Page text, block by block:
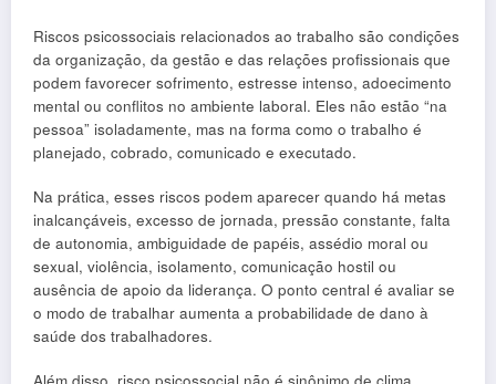
Riscos psicossociais relacionados ao trabalho são condições
da organização, da gestão e das relações profissionais que
podem favorecer sofrimento, estresse intenso, adoecimento
mental ou conflitos no ambiente laboral. Eles não estão “na
pessoa” isoladamente, mas na forma como o trabalho é
planejado, cobrado, comunicado e executado.
Na prática, esses riscos podem aparecer quando há metas
inalcançáveis, excesso de jornada, pressão constante, falta
de autonomia, ambiguidade de papéis, assédio moral ou
sexual, violência, isolamento, comunicação hostil ou
ausência de apoio da liderança. O ponto central é avaliar se
o modo de trabalhar aumenta a probabilidade de dano à
saúde dos trabalhadores.